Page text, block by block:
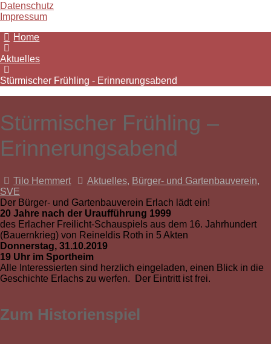
Datenschutz
Impressum
Home
Aktuelles
Stürmischer Frühling - Erinnerungsabend
Stürmischer Frühling –
Erinnerungsabend
Tilo Hemmert Aktuelles, Bürger- und Gartenbauverein,
SVE
Der Bürger- und Gartenbauverein Erlach lädt ein!
20 Jahre nach der Uraufführung 1999
des Erlacher Freilicht-Schauspiels aus dem 16. Jahrhundert
(Bauernkrieg) von Reineldis Roth in 5 Akten
Donnerstag, 31.10.2019
19 Uhr im Sportheim
Alle Interessierten sind herzlich eingeladen, einen Blick in die
Geschichte Erlachs zu werfen. Der Eintritt ist frei.
Zum Historienspiel